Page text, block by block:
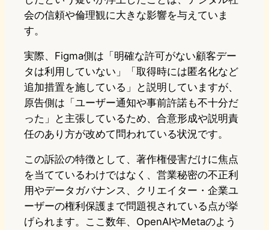
会の信頼や倫理観に大きな影響を与えていま
す。
実際、Figma側は「明確な許可がない顧客デー
タは利用していない」「取得時には匿名化など
追加措置を施している」と説明していますが、
原告側は「ユーザー通知や事前許諾も不十分だ
った」と主張しているため、合意形成や説明責
任のあり方が改めて問われている状況です。
この訴訟の特徴として、著作権侵害だけに焦点
を当てているわけではなく、営業秘密の不正利
用やデータガバナンス、クリエイター・企業ユ
ーザーの権利保護まで問題視されている点が挙
げられます。ここ数年、OpenAIやMetaのよう